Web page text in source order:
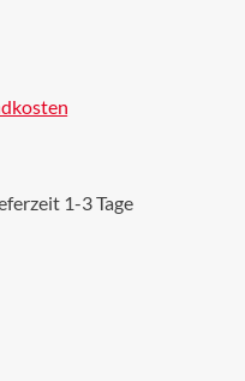
1-3 Tage